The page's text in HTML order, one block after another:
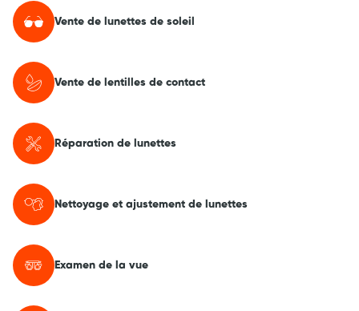
Vente de lunettes de soleil
Vente de lentilles de contact
Réparation de lunettes
Nettoyage et ajustement de lunettes
Examen de la vue